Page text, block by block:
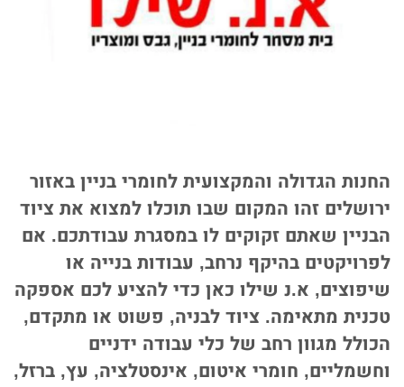
החנות הגדולה והמקצועית לחומרי בניין באזור
ירושלים זהו המקום שבו תוכלו למצוא את ציוד
הבניין שאתם זקוקים לו במסגרת עבודתכם. אם
לפרויקטים בהיקף נרחב, עבודות בנייה או
שיפוצים, א.נ שילו כאן כדי להציע לכם אספקה
טכנית מתאימה. ציוד לבניה, פשוט או מתקדם,
הכולל מגוון רחב של כלי עבודה ידניים
וחשמליים, חומרי איטום, אינסטלציה, עץ, ברזל,